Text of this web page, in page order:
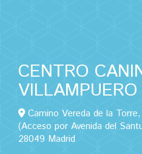
CENTRO
VILLAMPUERO
Camino Vereda de la
(Acceso por Avenida del
28049 Madrid